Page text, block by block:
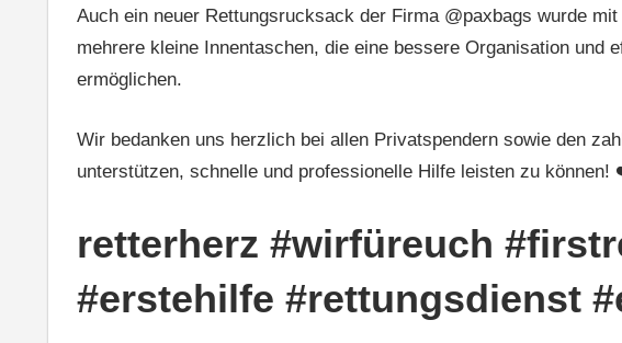
Auch ein neuer Rettungsrucksack der Firma @paxbags wurde
mehrere kleine Innentaschen, die eine bessere Organisation und
ermöglichen.
Wir bedanken uns herzlich bei allen Privatspendern sowie den
unterstützen, schnelle und professionelle Hilfe leisten zu
retterherz #wirfüreuch
#erstehilfe #rettungsdienst